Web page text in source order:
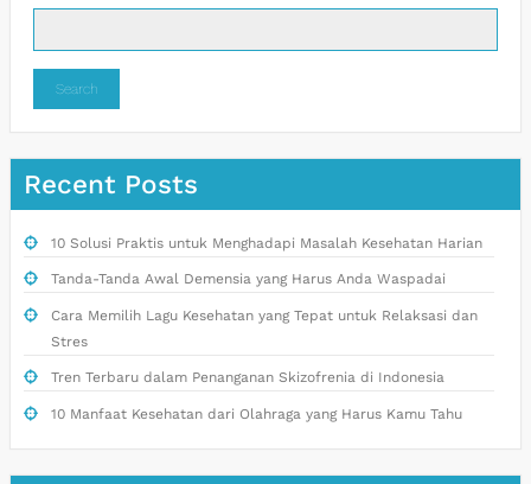
Search
Recent Posts
10 Solusi Praktis untuk Menghadapi Masalah Kesehatan Harian
Tanda-Tanda Awal Demensia yang Harus Anda Waspadai
Cara Memilih Lagu Kesehatan yang Tepat untuk Relaksasi dan
Stres
Tren Terbaru dalam Penanganan Skizofrenia di Indonesia
10 Manfaat Kesehatan dari Olahraga yang Harus Kamu Tahu